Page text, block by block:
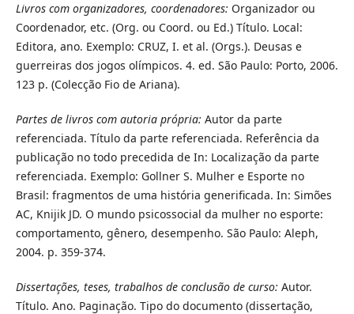
Livros com organizadores, coordenadores: Organizador ou
Coordenador, etc. (Org. ou Coord. ou Ed.) Título. Local:
Editora, ano. Exemplo: CRUZ, I. et al. (Orgs.). Deusas e
guerreiras dos jogos olímpicos. 4. ed. São Paulo: Porto, 2006.
123 p. (Colecção Fio de Ariana).
Partes de livros com autoria própria: Autor da parte
referenciada. Título da parte referenciada. Referência da
publicação no todo precedida de In: Localização da parte
referenciada. Exemplo: Gollner S. Mulher e Esporte no
Brasil: fragmentos de uma história generificada. In: Simões
AC, Knijik JD. O mundo psicossocial da mulher no esporte:
comportamento, gênero, desempenho. São Paulo: Aleph,
2004. p. 359-374.
Dissertações, teses, trabalhos de conclusão de curso: Autor.
Título. Ano. Paginação. Tipo do documento (dissertação,